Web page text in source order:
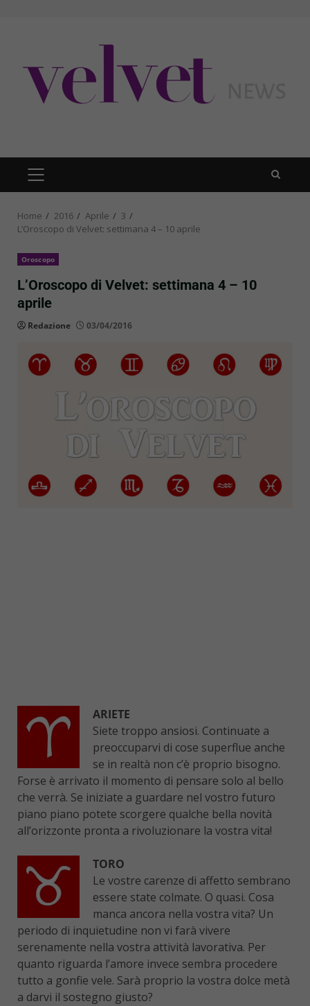
PRIMARY
MENU
Home 2016 Aprile
3
L’Oroscopo di Velvet: settimana 4 – 10 aprile
Oroscopo
L’Oroscopo di Velvet: settimana 4 – 10
aprile
Redazione 03/04/2016
ARIETE
Siete troppo ansiosi. Continuate a
preoccuparvi di cose superflue anche
se in realtà non c’è proprio bisogno.
Forse è arrivato il momento di pensare solo al bello
che verrà. Se iniziate a guardare nel vostro futuro
piano piano potete scorgere qualche bella novità
all’orizzonte pronta a rivoluzionare la vostra vita!
TORO
Le vostre carenze di affetto sembrano
essere state colmate. O quasi. Cosa
manca ancora nella vostra vita? Un
periodo di inquietudine non vi farà vivere
serenamente nella vostra attività lavorativa. Per
quanto riguarda l’amore invece sembra procedere
tutto a gonfie vele. Sarà proprio la vostra dolce metà
a darvi il sostegno giusto?